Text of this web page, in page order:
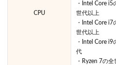
CPU
・Intel Core i5
世代以上
・Intel Core i7
世代以上
・Intel Core i9
代
・Ryzen 7の全